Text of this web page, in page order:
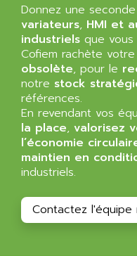
MICROCOR
DIXIT
PYRAMID
ADMIRAL
S3C
4900
MV1000
650 SERIE
FRENIC
RAC
ALPHA
ALPHA LAVAL
ALPHA
ALPHA VUOTO
ALPHA WIRE
ALPHAGEAR
ALPHEE
ALPINE
ALPS
ALPSITEC
ALR
Donnez une
variateurs, HMI et
industriels que vous
Cofiem rachète
obsolète, pour le
notre stock
références.
En revendant vos
la place, valorisez
l’économie
maintien en
industriels.
Contactez l'équipe